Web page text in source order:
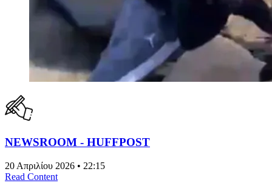
NEWSROOM - HUFFPOST
20 Απριλίου 2026 • 22:15
Read Content